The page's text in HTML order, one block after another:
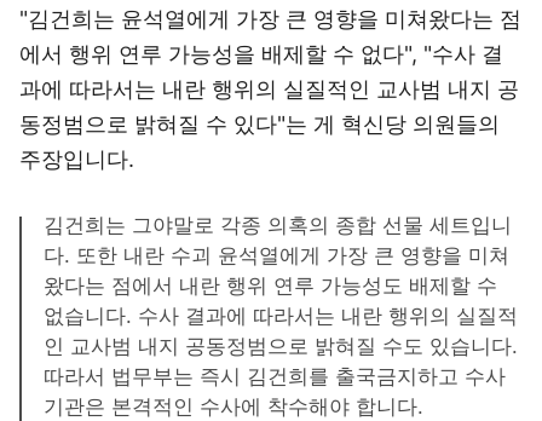
"김건희는 윤석열에게 가장 큰 영향을 미쳐왔다는 점
에서 행위 연루 가능성을 배제할 수 없다", "수사 결
과에 따라서는 내란 행위의 실질적인 교사범 내지 공
동정범으로 밝혀질 수 있다"는 게 혁신당 의원들의
주장입니다.
김건희는 그야말로 각종 의혹의 종합 선물 세트입니
다. 또한 내란 수괴 윤석열에게 가장 큰 영향을 미쳐
왔다는 점에서 내란 행위 연루 가능성도 배제할 수
없습니다. 수사 결과에 따라서는 내란 행위의 실질적
인 교사범 내지 공동정범으로 밝혀질 수도 있습니다.
따라서 법무부는 즉시 김건희를 출국금지하고 수사
기관은 본격적인 수사에 착수해야 합니다.